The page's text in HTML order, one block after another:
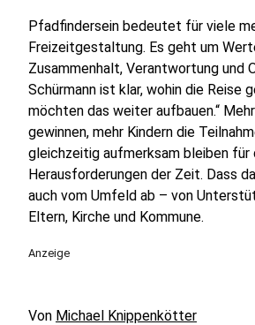
Pfadfindersein bedeutet für viele
Freizeitgestaltung. Es geht um
Zusammenhalt, Verantwortung und
Schürmann ist klar, wohin die Reise
möchten das weiter aufbauen.“
gewinnen, mehr Kindern die
gleichzeitig aufmerksam bleiben für
Herausforderungen der Zeit. Dass
auch vom Umfeld ab – von
Eltern, Kirche und Kommune.
Anzeige
Von Michael Knippenkötter